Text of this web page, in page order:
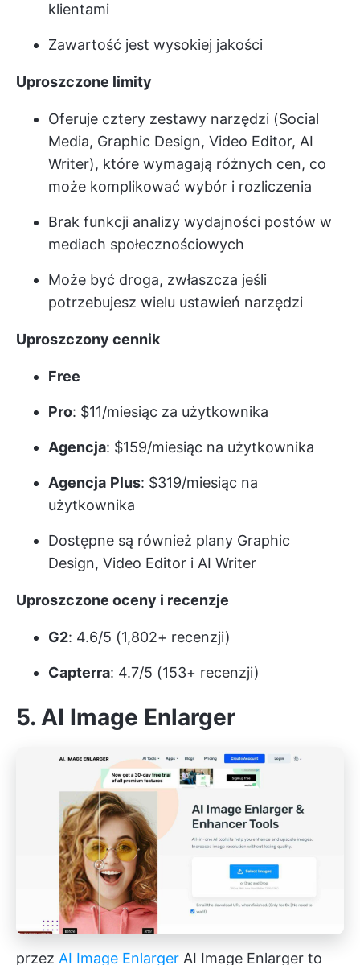
klientami
Zawartość jest wysokiej jakości
Uproszczone limity
Oferuje cztery zestawy narzędzi (Social
Media, Graphic Design, Video Editor, AI
Writer), które wymagają różnych cen, co
może komplikować wybór i rozliczenia
Brak funkcji analizy wydajności postów w
mediach społecznościowych
Może być droga, zwłaszcza jeśli
potrzebujesz wielu ustawień narzędzi
Uproszczony cennik
Free
Pro: $11/miesiąc za użytkownika
Agencja: $159/miesiąc na użytkownika
Agencja Plus: $319/miesiąc na
użytkownika
Dostępne są również plany Graphic
Design, Video Editor i AI Writer
Uproszczone oceny i recenzje
G2: 4.6/5 (1,802+ recenzji)
Capterra: 4.7/5 (153+ recenzji)
5. AI Image Enlarger
przez AI Image Enlarger AI Image Enlarger to